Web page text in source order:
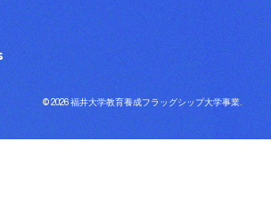
© 2026 福井大学教育養成フラッグシップ大学事業.